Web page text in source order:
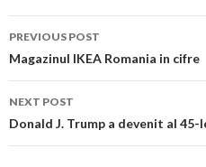
Post
navigation
PREVIOUS POST
Magazinul IKEA Romania in cifre
NEXT POST
Donald J. Trump a devenit al